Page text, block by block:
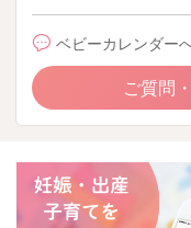
ベビーカレンダー
ご質問